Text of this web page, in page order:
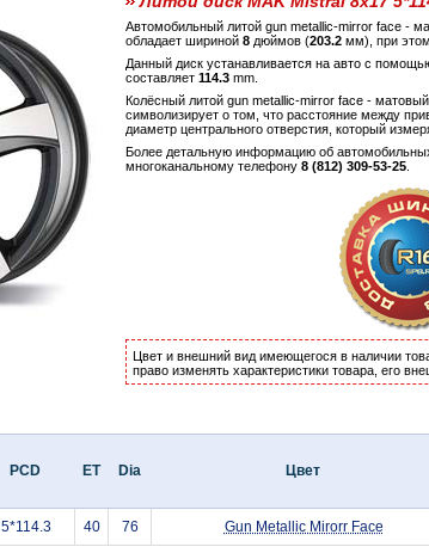
Автомобильный литой gun metallic-mirror face -
обладает шириной 8 дюймов (203.2 мм), при
Данный диск устанавливается на авто с
составляет 114.3 mm.
Колёсный литой gun metallic-mirror face -
символизирует о том, что расстояние между
диаметр центрального отверстия, который
Более детальную информацию об
многоканальному телефону 8 (812) 309-53-25
Цвет и внешний вид имеющегося в наличии
право изменять характеристики товара, его
PCD ET Dia Цвет
5*114.3 40 76 Gun Metallic Mirorr Face